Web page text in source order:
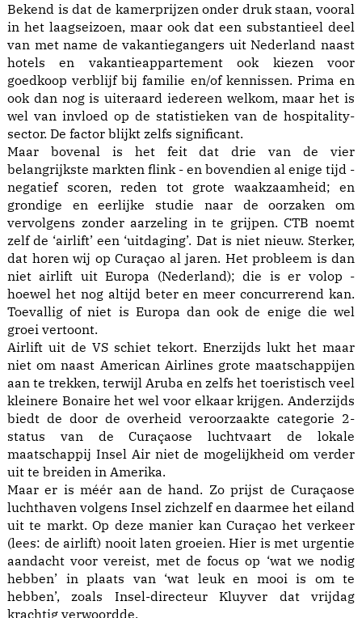
Bekend is dat de kamerprijzen onder druk staan, vooral
in het laagseizoen, maar ook dat een substantieel deel
van met name de vakantiegangers uit Nederland naast
hotels en vakantieappartement ook kiezen voor
goedkoop verblijf bij familie en/of kennissen. Prima en
ook dan nog is uiteraard iedereen welkom, maar het is
wel van invloed op de statistieken van de hospitality-
sector. De factor blijkt zelfs significant.
Maar bovenal is het feit dat drie van de vier
belangrijkste markten flink - en bovendien al enige tijd -
negatief scoren, reden tot grote waakzaamheid; en
grondige en eerlijke studie naar de oorzaken om
vervolgens zonder aarzeling in te grijpen. CTB noemt
zelf de ‘airlift’ een ‘uitdaging’. Dat is niet nieuw. Sterker,
dat horen wij op Curaçao al jaren. Het probleem is dan
niet airlift uit Europa (Nederland); die is er volop -
hoewel het nog altijd beter en meer concurrerend kan.
Toevallig of niet is Europa dan ook de enige die wel
groei vertoont.
Airlift uit de VS schiet tekort. Enerzijds lukt het maar
niet om naast American Airlines grote maatschappijen
aan te trekken, terwijl Aruba en zelfs het toeristisch veel
kleinere Bonaire het wel voor elkaar krijgen. Anderzijds
biedt de door de overheid veroorzaakte categorie 2-
status van de Curaçaose luchtvaart de lokale
maatschappij Insel Air niet de mogelijkheid om verder
uit te breiden in Amerika.
Maar er is méér aan de hand. Zo prijst de Curaçaose
luchthaven volgens Insel zichzelf en daarmee het eiland
uit te markt. Op deze manier kan Curaçao het verkeer
(lees: de airlift) nooit laten groeien. Hier is met urgentie
aandacht voor vereist, met de focus op ‘wat we nodig
hebben’ in plaats van ‘wat leuk en mooi is om te
hebben’, zoals Insel-directeur Kluyver dat vrijdag
krachtig verwoordde.